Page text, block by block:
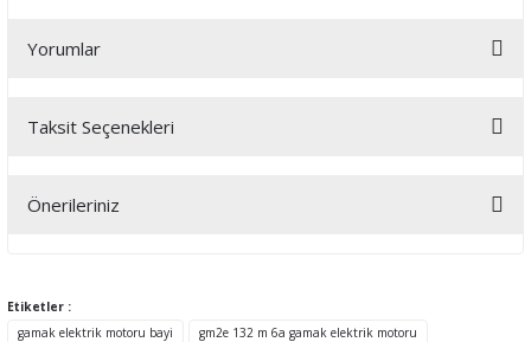
Yorumlar
Bu ürüne ilk yorumu siz yapın!
Taksit Seçenekleri
Önerileriniz
tarafımıza iletebilirsiniz.
Görüş ve önerileriniz için teşekkür ederiz.
Etiketler :
gamak elektrik motoru bayi
gm2e 132 m 6a gamak elektrik motoru